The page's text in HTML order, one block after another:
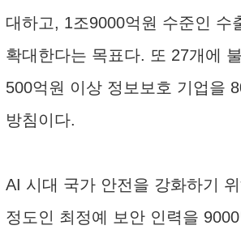
대하고, 1조9000억원 수준인 수
확대한다는 목표다. 또 27개에
500억원 이상 정보보호 기업을
방침이다.
AI 시대 국가 안전을 강화하기
정도인 최정예 보안 인력을